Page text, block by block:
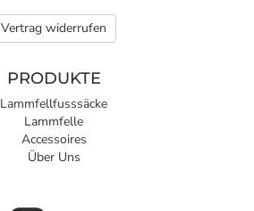
Vertrag widerrufen
PRODUKTE
Lammfellfusssäcke
Lammfelle
Accessoires
Über Uns